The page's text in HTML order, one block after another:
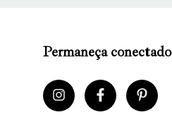
Permaneça conectado